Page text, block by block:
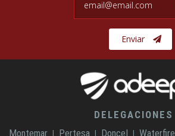
Enviar
DELEGACIONES
Montemar
Pertesa Doncel Waterfire